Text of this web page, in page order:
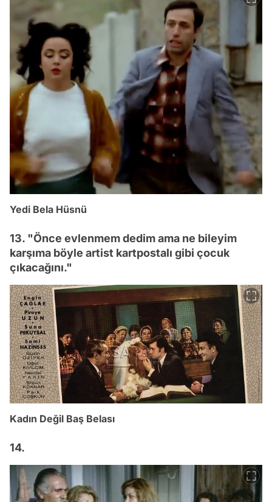
Yedi Bela Hüsnü
13. "Önce evlenmem dedim ama ne bileyim
karşıma böyle artist kartpostalı gibi çocuk
çıkacağını."
Kadın Değil Baş Belası
14.